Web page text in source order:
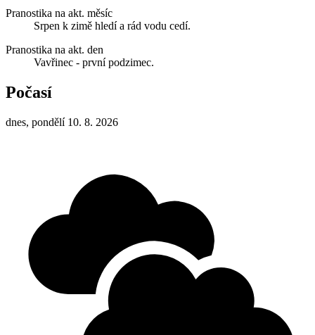
Pranostika na akt. měsíc
Srpen k zimě hledí a rád vodu cedí.
Pranostika na akt. den
Vavřinec - první podzimec.
Počasí
dnes, pondělí 10. 8. 2026